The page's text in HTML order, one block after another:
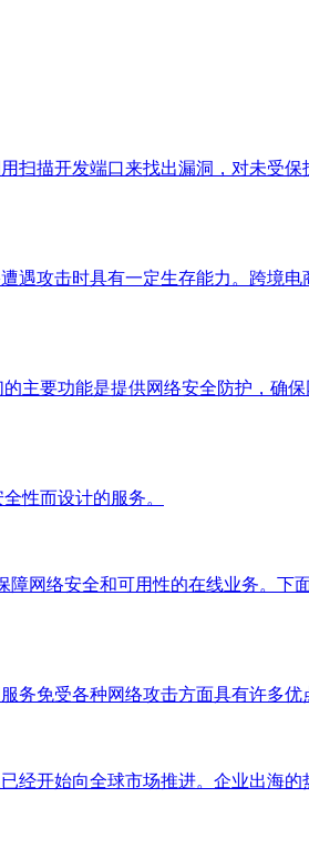
描开发端口来找出漏洞，对未受
攻击时具有一定生存能力。跨境
主要功能是提供网络安全防护，确
性而设计的服务。
网络安全和可用性的在线业务。
务免受各种网络攻击方面具有许多优
开始向全球市场推进。企业出海